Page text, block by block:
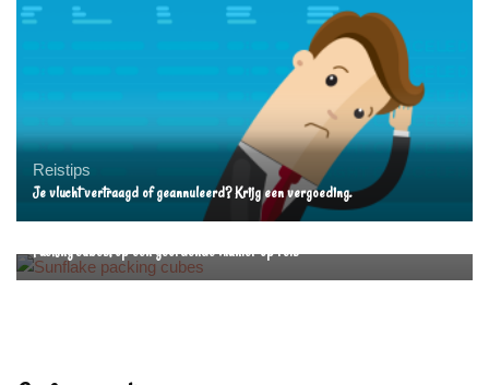
Reistips
Je vlucht vertraagd of geannuleerd? Krijg een vergoeding.
Packing cubes, op een geordende manier op reis